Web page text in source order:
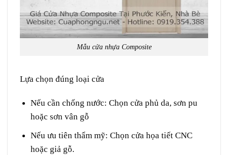
Mẫu cửa nhựa Composite
Lựa chọn đúng loại cửa
Nếu cần chống nước: Chọn cửa phủ da, sơn pu
hoặc sơn vân gỗ
Nếu ưu tiên thẩm mỹ: Chọn cửa họa tiết CNC
hoặc giả gỗ.